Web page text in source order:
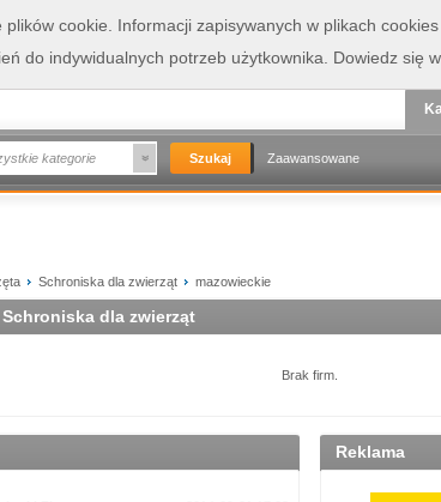
kategorie Zaawansowane
Schroniska dla zwierząt mazowieckie
dla zwierząt
Brak firm.
Reklama
cookie. Informacji zapisywanych w plikach
do indywidualnych potrzeb użytkownika. Dowiedz się